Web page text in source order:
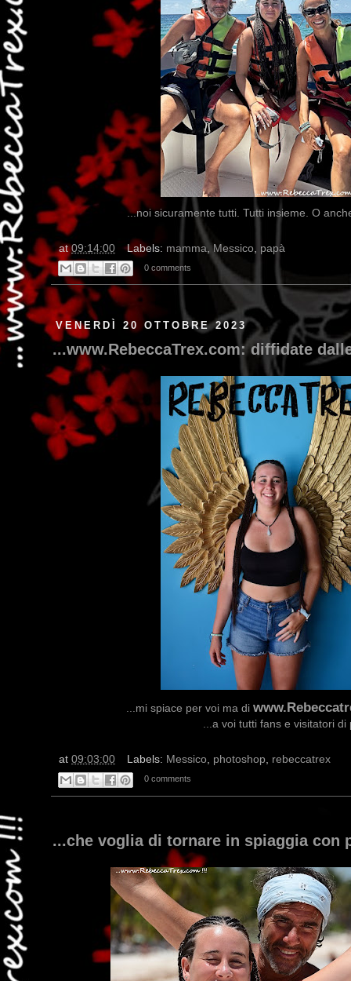
...noi sicuramente tutti. Tutti insieme. O
at09:14:00 Labels: mamma,Messico, papà
0 comments
VENERDÌ 20 OTTOBRE 2023
...www.RebeccaTrex.com: diffidate
...mi spiace per voi ma di
...a voi tutti fans e visitatori
at 09:03:00 Labels: Messico, photoshop, rebeccatrex
0 comments
...che voglia di tornare in spiaggia con